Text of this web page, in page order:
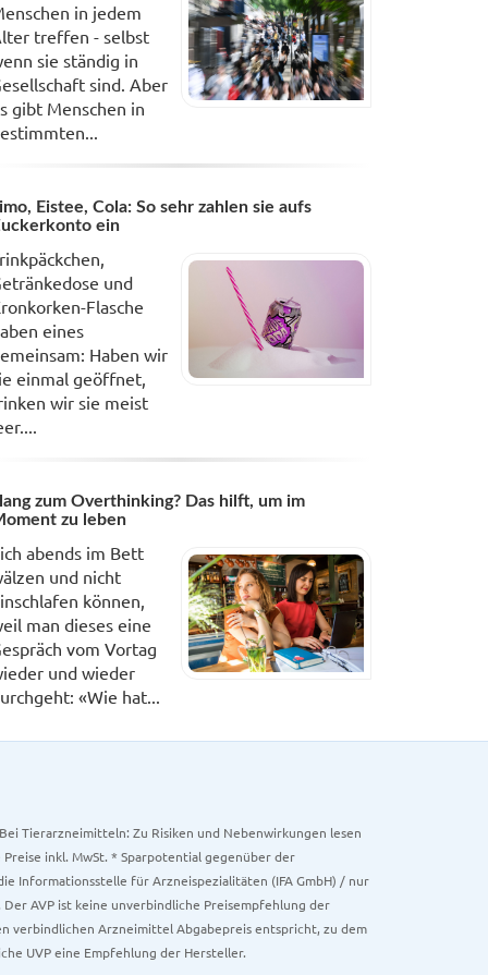
in jedem
treffen - selbst
sie ständig in
sind. Aber
gibt Menschen in
Eistee, Cola: So sehr zahlen sie aufs
ein
und
Flasche
eines
Haben wir
einmal geöffnet,
wir sie meist
zum Overthinking? Das hilft, um im
zu leben
abends im Bett
und nicht
können,
man dieses eine
vom Vortag
und wieder
«Wie hat...
Tierarzneimitteln: Zu Risiken und Nebenwirkungen lesen
inkl. MwSt. * Sparpotential gegenüber der
Informationsstelle für Arzneispezialitäten (IFA GmbH) / nur
AVP ist keine unverbindliche Preisempfehlung der
verbindlichen Arzneimittel Abgabepreis entspricht, zu dem
UVP eine Empfehlung der Hersteller.